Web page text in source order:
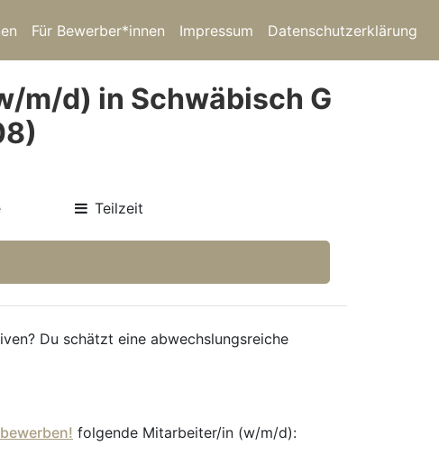
Für Bewerber*innen Impressum Datenschutzerklärung
m/d) in Schwäbisch G
Teilzeit
Du schätzt eine abwechslungsreiche
folgende Mitarbeiter/in (w/m/d):